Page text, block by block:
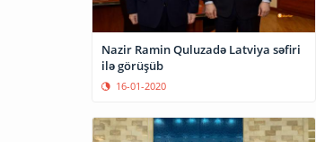
Nazir Ramin Quluzadə Latviya səfiri
ilə görüşüb
16-01-2020